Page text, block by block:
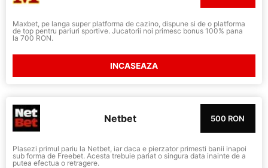
Maxbet, pe langa super platforma de cazino, dispune si de o platforma
de top pentru pariuri sportive. Jucatorii noi primesc bonus 100% pana
la 700 RON.
INCASEAZA
Netbet 500 RON
Plasezi primul pariu la Netbet, iar daca e pierzator primesti banii inapoi
sub forma de Freebet. Acesta trebuie pariat o singura data inainte de a
putea efectua o retragere.